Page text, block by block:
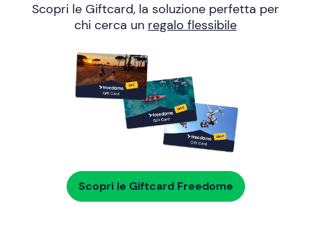
Scopri le Giftcard, la soluzione perfetta per
chi cerca un regalo flessibile
Scopri le Giftcard Freedome